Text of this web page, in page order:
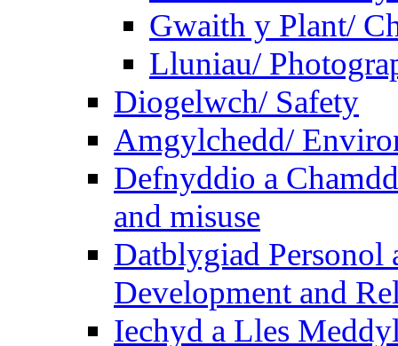
Gwaith y Plant/
Lluniau/
Diogelwch/ Safety
Amgylchedd/
Defnyddio a
and misuse
Datblygiad Personol
Development and
Iechyd a Lles